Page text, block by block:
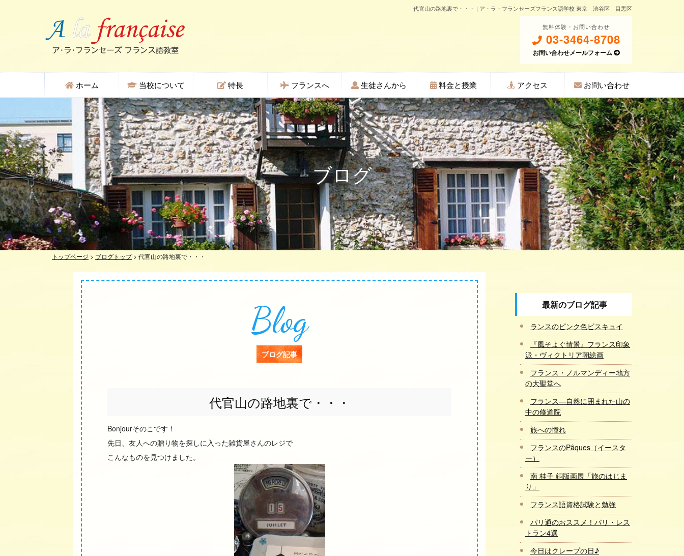
代官山の路地裏で・・・ | ア・ラ・フランセーズフランス語学校 東京 渋谷区 目黒区
無料体験・お問い合わせ
03-3464-8708
お問い合わせメールフォーム
ホーム 当校について 特長 フランスへ 生徒さんから 料金と授業 アクセス お問い合わせ
ブログ
トップページ > ブログトップ> 代官山の路地裏で・・・
Blog
ブログ記事
代官山の路地裏で・・・
Bonjourそのこです！
先日、友人への贈り物を探しに入った雑貨屋さんのレジで
こんなものを見つけました。
最新のブログ記事
ランスのピンク色ビスキュイ
『風そよぐ情景』フランス印象
派・ヴィクトリア朝絵画
フランス・ノルマンディー地方
の大聖堂へ
フランス―自然に囲まれた山の
中の修道院
旅への憧れ
フランスのPâques（イースタ
ー）
南 桂子 銅版画展「旅のはじま
り」
フランス語資格試験と勉強
パリ通のおススメ！パリ・レス
トラン4選
今日はクレープの日♪